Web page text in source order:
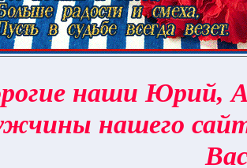
наши Юрий,
нашего